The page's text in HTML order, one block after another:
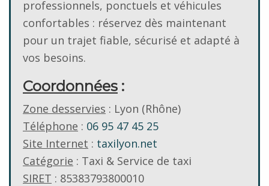
professionnels, ponctuels et véhicules
confortables : réservez dès maintenant
pour un trajet fiable, sécurisé et adapté à
vos besoins.
Coordonnées :
Zone desservies : Lyon (Rhône)
Téléphone : 06 95 47 45 25
Site Internet : taxilyon.net
Catégorie : Taxi & Service de taxi
SIRET : 85383793800010